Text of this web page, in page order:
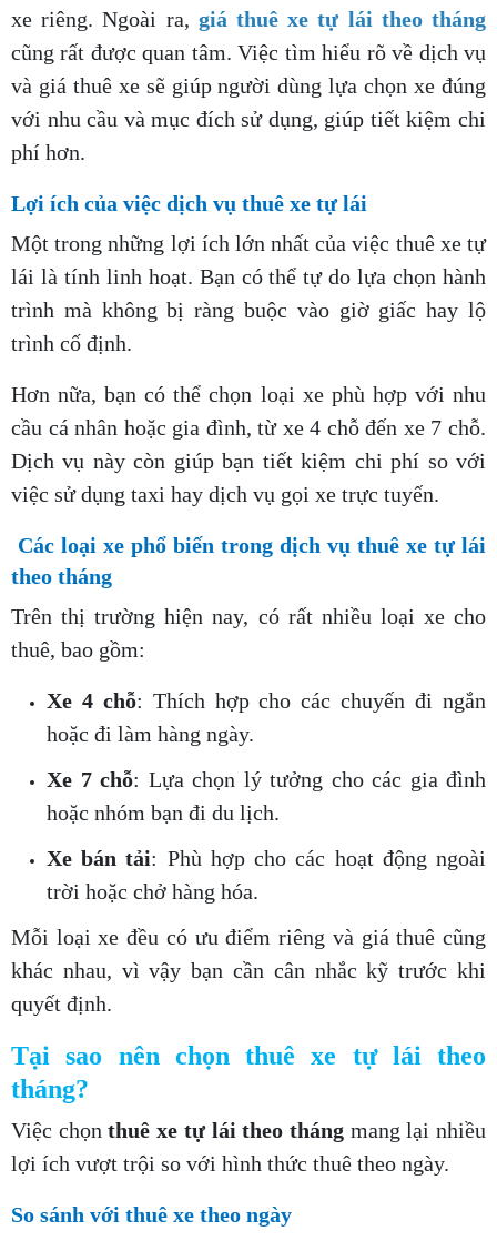
xe riêng. Ngoài ra, giá thuê xe tự lái theo tháng
cũng rất được quan tâm. Việc tìm hiểu rõ về dịch vụ
và giá thuê xe sẽ giúp người dùng lựa chọn xe đúng
với nhu cầu và mục đích sử dụng, giúp tiết kiệm chi
phí hơn.
Lợi ích của việc dịch vụ thuê xe tự lái
Một trong những lợi ích lớn nhất của việc thuê xe tự
lái là tính linh hoạt. Bạn có thể tự do lựa chọn hành
trình mà không bị ràng buộc vào giờ giấc hay lộ
trình cố định.
Hơn nữa, bạn có thể chọn loại xe phù hợp với nhu
cầu cá nhân hoặc gia đình, từ xe 4 chỗ đến xe 7 chỗ.
Dịch vụ này còn giúp bạn tiết kiệm chi phí so với
việc sử dụng taxi hay dịch vụ gọi xe trực tuyến.
Các loại xe phổ biến trong dịch vụ thuê xe tự lái
theo tháng
Trên thị trường hiện nay, có rất nhiều loại xe cho
thuê, bao gồm:
Xe 4 chỗ: Thích hợp cho các chuyến đi ngắn
hoặc đi làm hàng ngày.
Xe 7 chỗ: Lựa chọn lý tưởng cho các gia đình
hoặc nhóm bạn đi du lịch.
Xe bán tải: Phù hợp cho các hoạt động ngoài
trời hoặc chở hàng hóa.
Mỗi loại xe đều có ưu điểm riêng và giá thuê cũng
khác nhau, vì vậy bạn cần cân nhắc kỹ trước khi
quyết định.
Tại sao nên chọn thuê xe tự lái theo
tháng?
Việc chọnthuê xe tự lái theo thángmang lại nhiều
lợi ích vượt trội so với hình thức thuê theo ngày.
So sánh với thuê xe theo ngày